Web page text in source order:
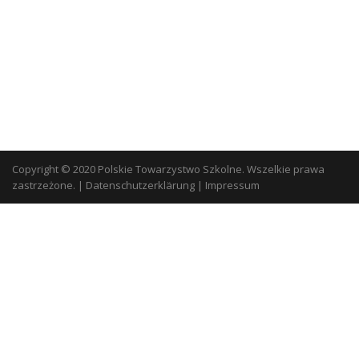
Copyright © 2020 Polskie Towarzystwo Szkolne. Wszelkie prawa
zastrzeżone. | Datenschutzerklärung | Impressum